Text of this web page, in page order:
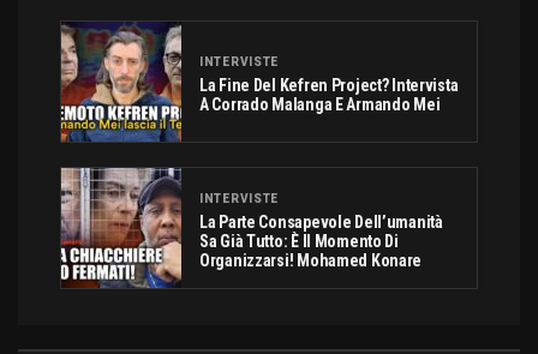
INTERVISTE
La Fine Del Kefren Project? Intervista
A Corrado Malanga E Armando Mei
INTERVISTE
La Parte Consapevole Dell’umanità
Sa Già Tutto: È Il Momento Di
Organizzarsi! Mohamed Konare